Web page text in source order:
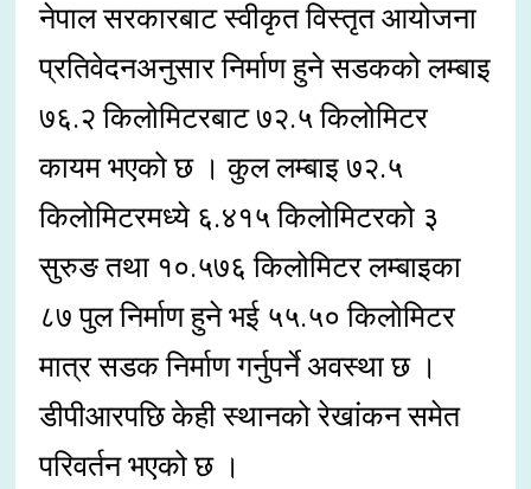
नेपाल सरकारबाट स्वीकृत विस्तृत आयोजना
प्रतिवेदनअनुसार निर्माण हुने सडकको लम्बाइ
७६.२ किलोमिटरबाट ७२.५ किलोमिटर
कायम भएको छ । कुल लम्बाइ ७२.५
किलोमिटरमध्ये ६.४१५ किलोमिटरको ३
सुरुङ तथा १०.५७६ किलोमिटर लम्बाइका
८७ पुल निर्माण हुने भई ५५.५० किलोमिटर
मात्र सडक निर्माण गर्नुपर्ने अवस्था छ ।
डीपीआरपछि केही स्थानको रेखांकन समेत
परिवर्तन भएको छ ।